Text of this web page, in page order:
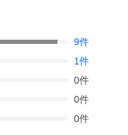
9件
1件
0件
0件
0件